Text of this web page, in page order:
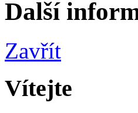
Další
Zavřít
Vítejte